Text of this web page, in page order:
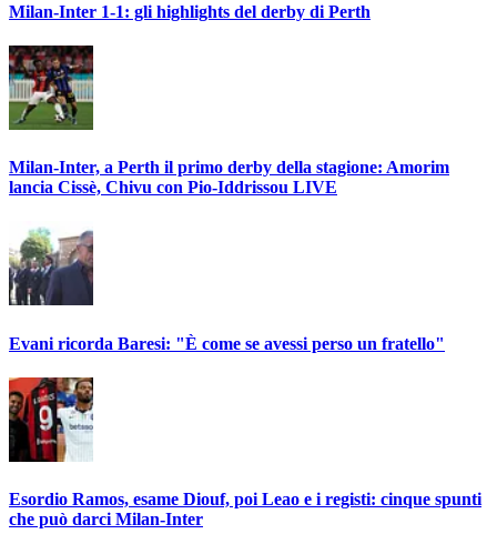
Milan-Inter 1-1: gli highlights del derby di Perth
Milan-Inter, a Perth il primo derby della stagione: Amorim
lancia Cissè, Chivu con Pio-Iddrissou LIVE
Evani ricorda Baresi: "È come se avessi perso un fratello"
Esordio Ramos, esame Diouf, poi Leao e i registi: cinque spunti
che può darci Milan-Inter